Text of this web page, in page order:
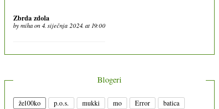
Zbrda zdola
bymihaon 4. siječnja 2024. at 19:00
Blogeri
že100ko p.o.s. mukki mo Error
batica